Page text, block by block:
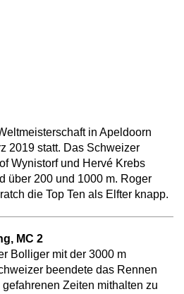
in Apeldoorn
2019 statt. Das Schweizer
Wynistorf und Hervé Krebs
über 200 und 1000 m. Roger
die Top Ten als Elfter knapp.
MC 2
Bolliger mit der 3000 m
beendete das Rennen
Zeiten mithalten zu